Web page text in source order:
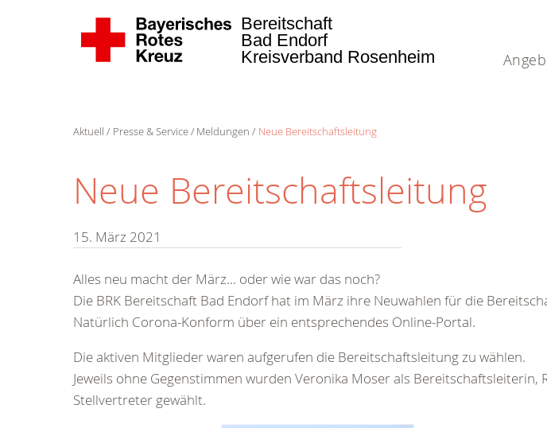
Bereitschaft
Bad Endorf
Kreisverband Rosenheim
Aktuell Presse & Service Meldungen Neue Bereitschaftsleitung
Neue Bereitschaftsleitung
15. März 2021
Alles neu macht der März... oder wie war das noch?
Die BRK Bereitschaft Bad Endorf hat im März ihre Neuwahlen für die
Natürlich Corona-Konform über ein entsprechendes Online-Portal.
Die aktiven Mitglieder waren aufgerufen die Bereitschaftsleitung zu wählen.
Jeweils ohne Gegenstimmen wurden Veronika Moser als
Stellvertreter gewählt.